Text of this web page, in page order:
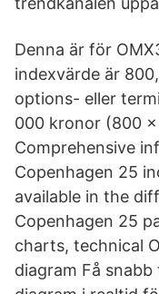
Denna är för
indexvärde är
options- eller
000 kronor (800 x
Comprehensive
Copenhagen 25
available in the
Copenhagen 25
charts, technical
diagram Få